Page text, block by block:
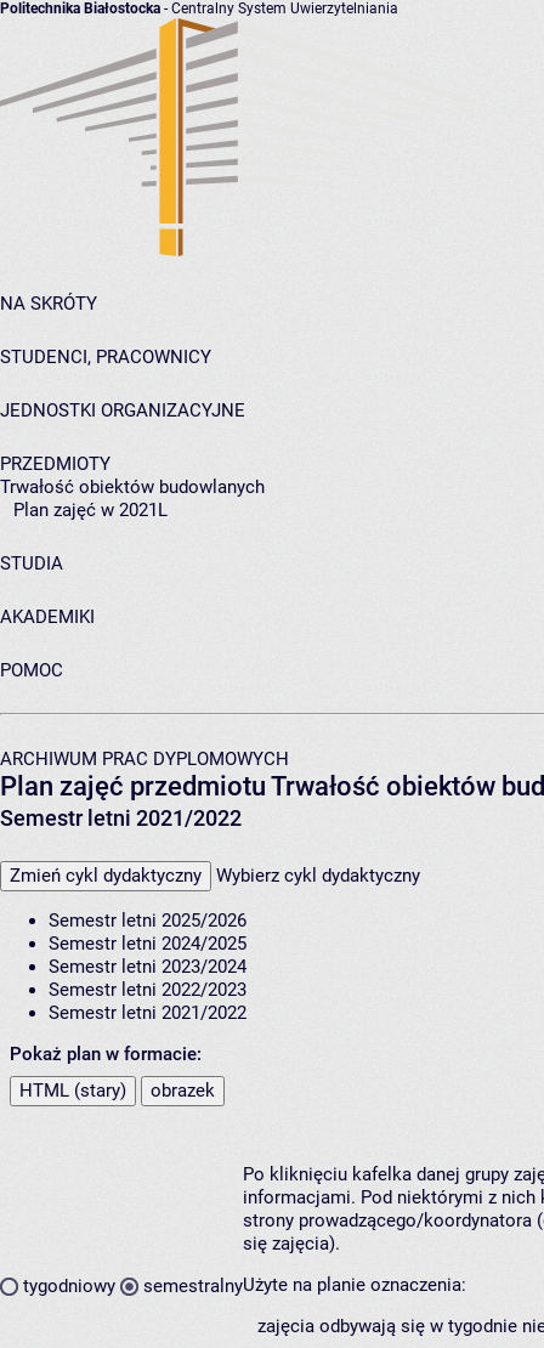
Politechnika Białostocka - Centralny System Uwierzytelniania
NA SKRÓTY
STUDENCI, PRACOWNICY
JEDNOSTKI ORGANIZACYJNE
PRZEDMIOTY
Trwałość obiektów budowlanych
Plan zajęć w 2021L
STUDIA
AKADEMIKI
POMOC
ARCHIWUM PRAC DYPLOMOWYCH
Plan zajęć przedmiotu Trwałość obiektów
Semestr letni 2021/2022
Zmień cykl dydaktyczny Wybierz cykl dydaktyczny
Semestr letni 2025/2026
Semestr letni 2024/2025
Semestr letni 2023/2024
Semestr letni 2022/2023
Semestr letni 2021/2022
Pokaż plan w formacie:
HTML (stary)
obrazek
tygodniowy semestralny
Po kliknięciu kafelka danej grupy
informacjami. Pod niektórymi z nich
strony prowadzącego/koordynatora
się zajęcia).
Użyte na planie oznaczenia:
zajęcia odbywają się w tygodnie